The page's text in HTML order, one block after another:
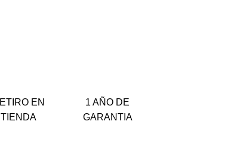
EN
TIENDA
1 AÑO DE
GARANTIA